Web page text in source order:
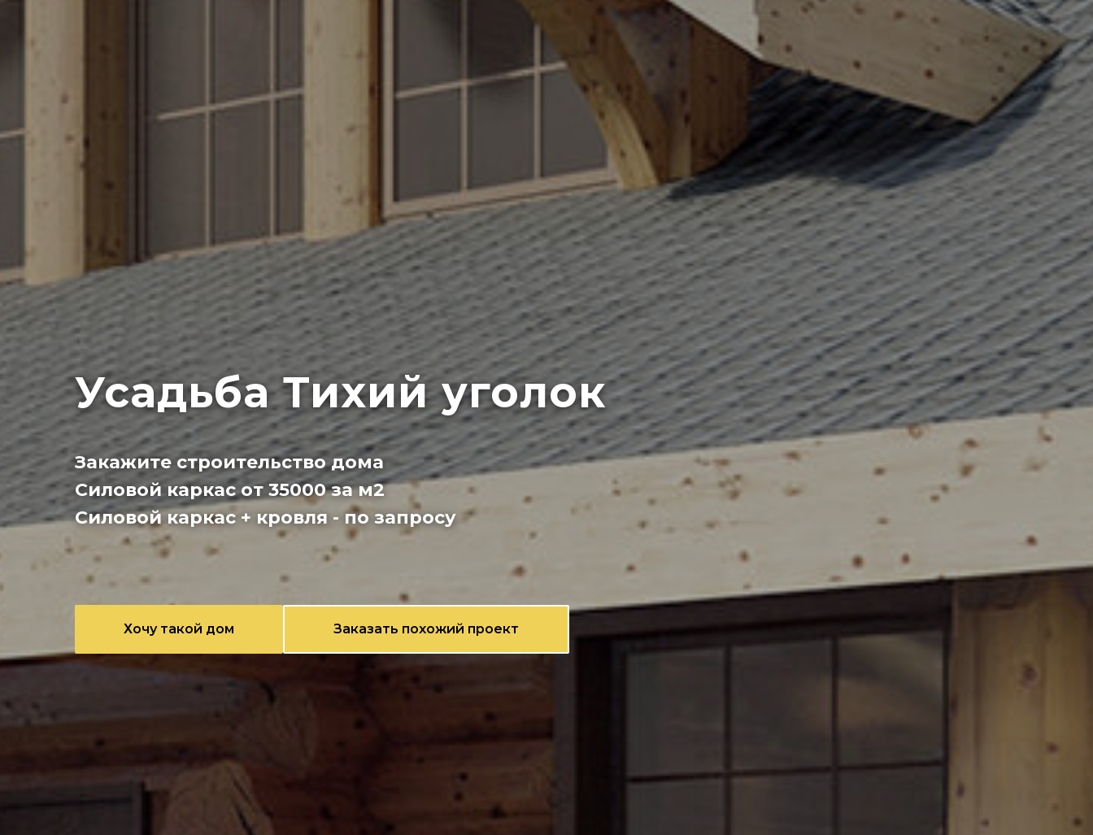
Усадьба Тихий уголок
Закажите строительство дома
Силовой каркас от 35000 за м2
Силовой каркас + кровля - по запросу
Хочу такой дом Заказать похожий проект